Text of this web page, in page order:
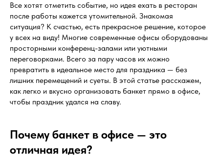
Все хотят отметить событие, но идея ехать в ресторан
после работы кажется утомительной. Знакомая
ситуация? К счастью, есть прекрасное решение, которое
у всех на виду! Многие современные офисы оборудованы
просторными конференц-залами или уютными
переговорками. Всего за пару часов их можно
превратить в идеальное место для праздника — без
лишних перемещений и суеты. В этой статье расскажем,
как легко и вкусно организовать банкет прямо в офисе,
чтобы праздник удался на славу.
Почему банкет в офисе — это
отличная идея?